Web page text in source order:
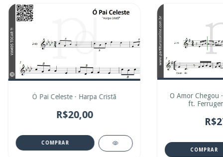
Ó Pai Celeste · Harpa Cristã
R$20,00
COMPRAR
O Amor Chegou
ft.
COMPRAR